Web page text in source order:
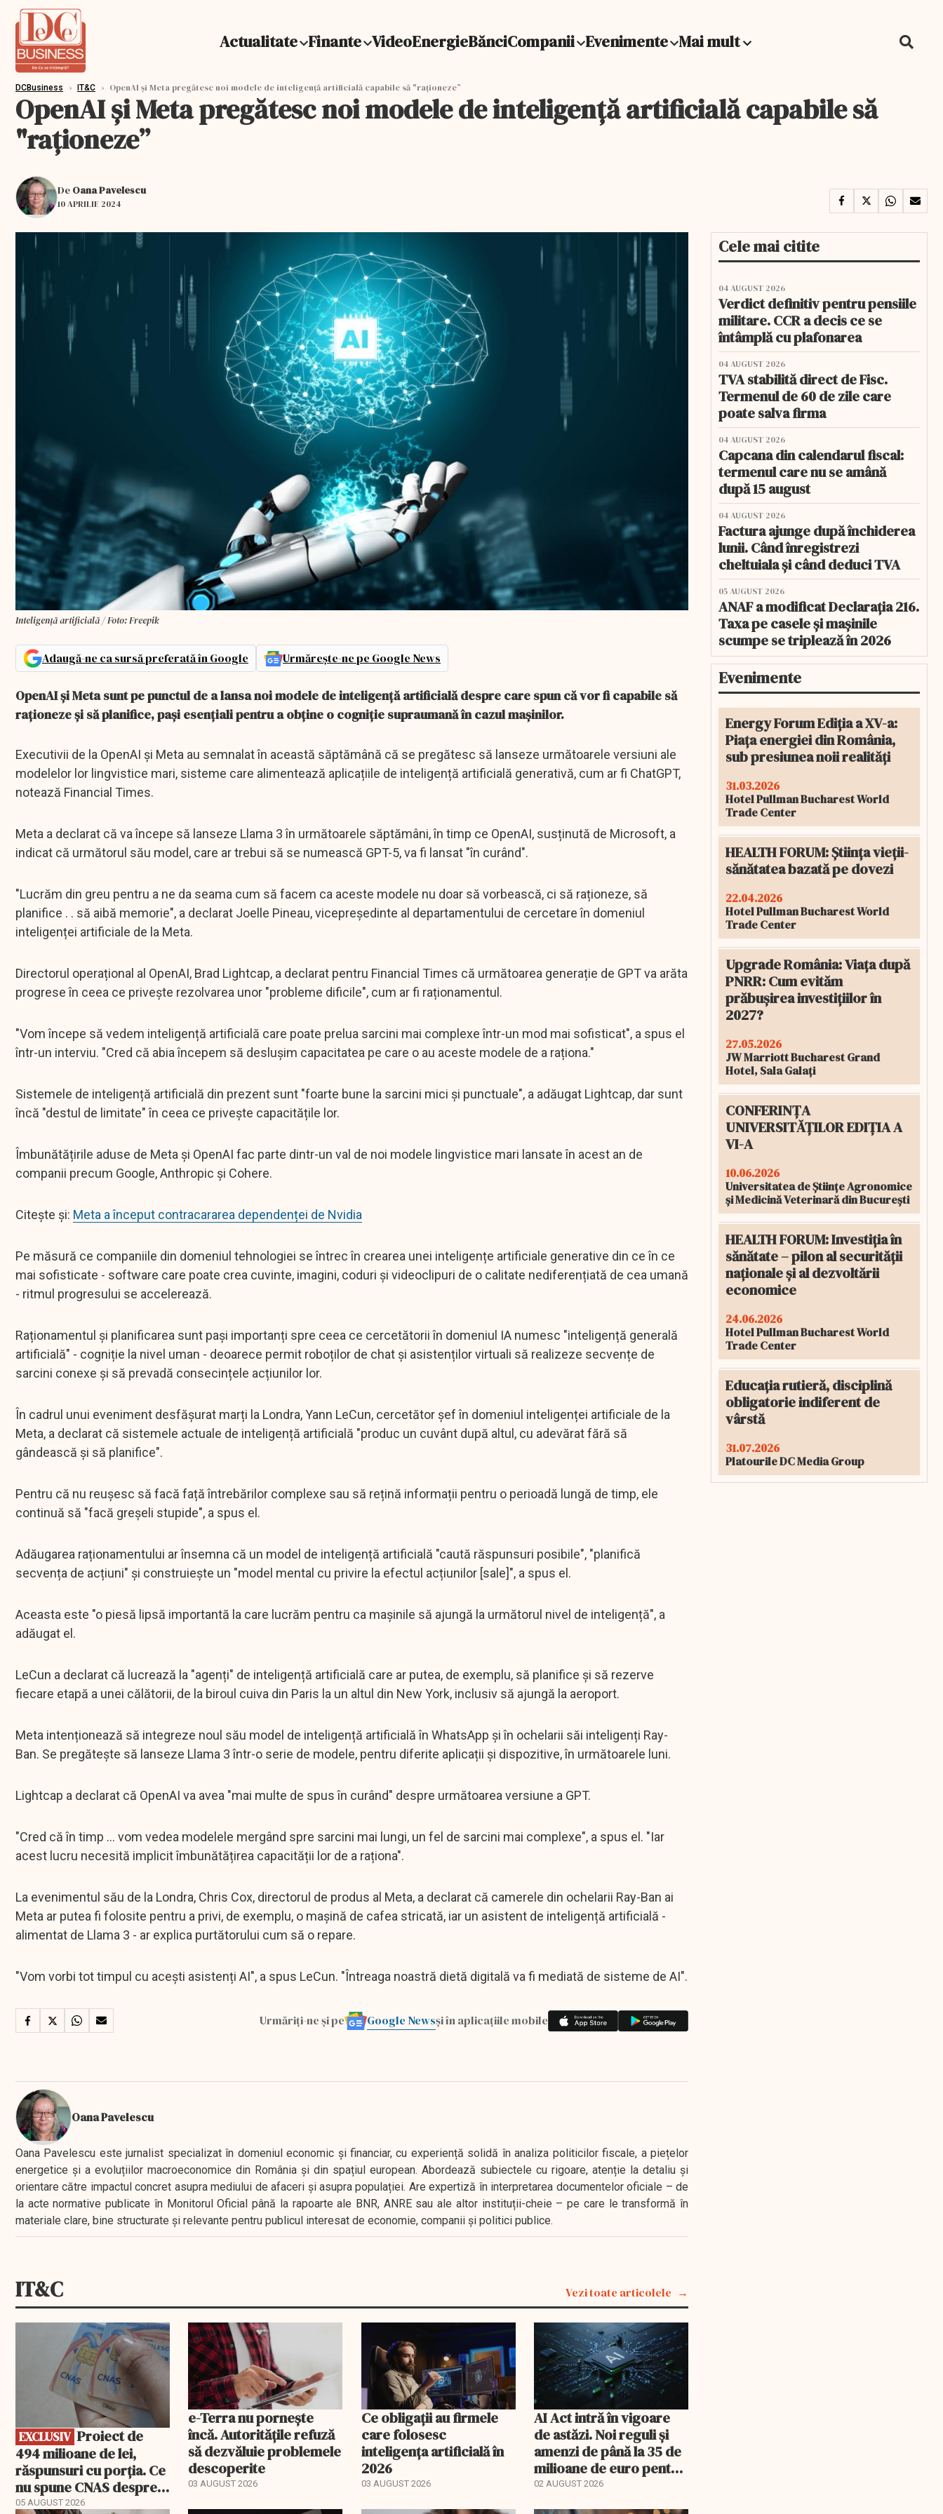
Actualitate Finante VideoEnergieBănciCompanii Evenimente Mai mult
DCBusiness › IT&C › OpenAI și Meta pregătesc noi modele de inteligență artificială capabile să "raționeze”
OpenAI și Meta pregătesc noi modele de inteligență artificială capabile să
"raționeze”
De Oana Pavelescu
10 APRILIE 2024
Inteligență artificială / Foto: Freepik
Adaugă-ne ca sursă preferată în Google Urmărește-ne pe Google News
OpenAI și Meta sunt pe punctul de a lansa noi modele de inteligență artificială despre care spun că vor fi capabile să
raționeze și să planifice, pași esențiali pentru a obține o cogniție supraumană în cazul mașinilor.
Executivii de la OpenAI și Meta au semnalat în această săptămână că se pregătesc să lanseze următoarele versiuni ale
modelelor lor lingvistice mari, sisteme care alimentează aplicațiile de inteligență artificială generativă, cum ar fi ChatGPT,
notează Financial Times.
Meta a declarat că va începe să lanseze Llama 3 în următoarele săptămâni, în timp ce OpenAI, susținută de Microsoft, a
indicat că următorul său model, care ar trebui să se numească GPT-5, va fi lansat "în curând".
"Lucrăm din greu pentru a ne da seama cum să facem ca aceste modele nu doar să vorbească, ci să raționeze, să
planifice . . să aibă memorie", a declarat Joelle Pineau, vicepreședinte al departamentului de cercetare în domeniul
inteligenței artificiale de la Meta.
Directorul operațional al OpenAI, Brad Lightcap, a declarat pentru Financial Times că următoarea generație de GPT va arăta
progrese în ceea ce privește rezolvarea unor "probleme dificile", cum ar fi raționamentul.
"Vom începe să vedem inteligență artificială care poate prelua sarcini mai complexe într-un mod mai sofisticat", a spus el
într-un interviu. "Cred că abia începem să deslușim capacitatea pe care o au aceste modele de a raționa."
Sistemele de inteligență artificială din prezent sunt "foarte bune la sarcini mici și punctuale", a adăugat Lightcap, dar sunt
încă "destul de limitate" în ceea ce privește capacitățile lor.
Îmbunătățirile aduse de Meta și OpenAI fac parte dintr-un val de noi modele lingvistice mari lansate în acest an de
companii precum Google, Anthropic și Cohere.
Citește și: Meta a început contracararea dependenței de Nvidia
Pe măsură ce companiile din domeniul tehnologiei se întrec în crearea unei inteligențe artificiale generative din ce în ce
mai sofisticate - software care poate crea cuvinte, imagini, coduri și videoclipuri de o calitate nediferențiată de cea umană
- ritmul progresului se accelerează.
Raționamentul și planificarea sunt pași importanți spre ceea ce cercetătorii în domeniul IA numesc "inteligență generală
artificială" - cogniție la nivel uman - deoarece permit roboților de chat și asistenților virtuali să realizeze secvențe de
sarcini conexe și să prevadă consecințele acțiunilor lor.
În cadrul unui eveniment desfășurat marți la Londra, Yann LeCun, cercetător șef în domeniul inteligenței artificiale de la
Meta, a declarat că sistemele actuale de inteligență artificială "produc un cuvânt după altul, cu adevărat fără să
gândească și să planifice".
Pentru că nu reușesc să facă față întrebărilor complexe sau să rețină informații pentru o perioadă lungă de timp, ele
continuă să "facă greșeli stupide", a spus el.
Adăugarea raționamentului ar însemna că un model de inteligență artificială "caută răspunsuri posibile", "planifică
secvența de acțiuni" și construiește un "model mental cu privire la efectul acțiunilor [sale]", a spus el.
Aceasta este "o piesă lipsă importantă la care lucrăm pentru ca mașinile să ajungă la următorul nivel de inteligență", a
adăugat el.
LeCun a declarat că lucrează la "agenți" de inteligență artificială care ar putea, de exemplu, să planifice și să rezerve
fiecare etapă a unei călătorii, de la biroul cuiva din Paris la un altul din New York, inclusiv să ajungă la aeroport.
Meta intenționează să integreze noul său model de inteligență artificială în WhatsApp și în ochelarii săi inteligenți Ray-
Ban. Se pregătește să lanseze Llama 3 într-o serie de modele, pentru diferite aplicații și dispozitive, în următoarele luni.
Lightcap a declarat că OpenAI va avea "mai multe de spus în curând" despre următoarea versiune a GPT.
"Cred că în timp ... vom vedea modelele mergând spre sarcini mai lungi, un fel de sarcini mai complexe", a spus el. "Iar
acest lucru necesită implicit îmbunătățirea capacității lor de a raționa".
La evenimentul său de la Londra, Chris Cox, directorul de produs al Meta, a declarat că camerele din ochelarii Ray-Ban ai
Meta ar putea fi folosite pentru a privi, de exemplu, o mașină de cafea stricată, iar un asistent de inteligență artificială -
alimentat de Llama 3 - ar explica purtătorului cum să o repare.
"Vom vorbi tot timpul cu acești asistenți AI", a spus LeCun. "Întreaga noastră dietă digitală va fi mediată de sisteme de AI".
Urmăriți-ne și pe Google Newsși în aplicațiile mobile
Oana Pavelescu
Oana Pavelescu este jurnalist specializat în domeniul economic și financiar, cu experiență solidă în analiza politicilor fiscale, a piețelor
energetice și a evoluțiilor macroeconomice din România și din spațiul european. Abordează subiectele cu rigoare, atenție la detaliu și
orientare către impactul concret asupra mediului de afaceri și asupra populației. Are expertiză în interpretarea documentelor oficiale – de
la acte normative publicate în Monitorul Oficial până la rapoarte ale BNR, ANRE sau ale altor instituții-cheie – pe care le transformă în
materiale clare, bine structurate și relevante pentru publicul interesat de economie, companii și politici publice.
IT&C Vezi toate articolele
EXCLUSIV
EXCLUSIV
494 milioane de lei,
răspunsuri cu porția. Ce
nu spune CNAS despre
noul PIAS
05 AUGUST 2026
e-Terra nu pornește
încă. Autoritățile refuză
să dezvăluie problemele
descoperite
03 AUGUST 2026
Ce obligații au firmele
care folosesc
inteligența artificială în
2026
03 AUGUST 2026
AI Act intră în vigoare
de astăzi. Noi reguli și
amenzi de până la 35 de
milioane de euro pentru
utilizarea inteligenței
02 AUGUST 2026
Cele mai citite
04 AUGUST 2026
Verdict definitiv pentru pensiile
militare. CCR a decis ce se
întâmplă cu plafonarea
04 AUGUST 2026
TVA stabilită direct de Fisc.
Termenul de 60 de zile care
poate salva firma
04 AUGUST 2026
Capcana din calendarul fiscal:
termenul care nu se amână
după 15 august
04 AUGUST 2026
Factura ajunge după închiderea
lunii. Când înregistrezi
cheltuiala și când deduci TVA
05 AUGUST 2026
ANAF a modificat Declarația 216.
Taxa pe casele și mașinile
scumpe se triplează în 2026
Evenimente
Energy Forum Ediția a XV-a:
Piața energiei din România,
sub presiunea noii realități
31.03.2026
Hotel Pullman Bucharest World
Trade Center
HEALTH FORUM: Știința vieții-
sănătatea bazată pe dovezi
22.04.2026
Hotel Pullman Bucharest World
Trade Center
Upgrade România: Viața după
PNRR: Cum evităm
prăbușirea investițiilor în
2027?
27.05.2026
JW Marriott Bucharest Grand
Hotel, Sala Galați
CONFERINȚA
UNIVERSITĂȚILOR EDIȚIA A
VI-A
10.06.2026
Universitatea de Științe Agronomice
și Medicină Veterinară din București
HEALTH FORUM: Investiția în
sănătate – pilon al securității
naționale și al dezvoltării
economice
24.06.2026
Hotel Pullman Bucharest World
Trade Center
Educația rutieră, disciplină
obligatorie indiferent de
vârstă
31.07.2026
Platourile DC Media Group